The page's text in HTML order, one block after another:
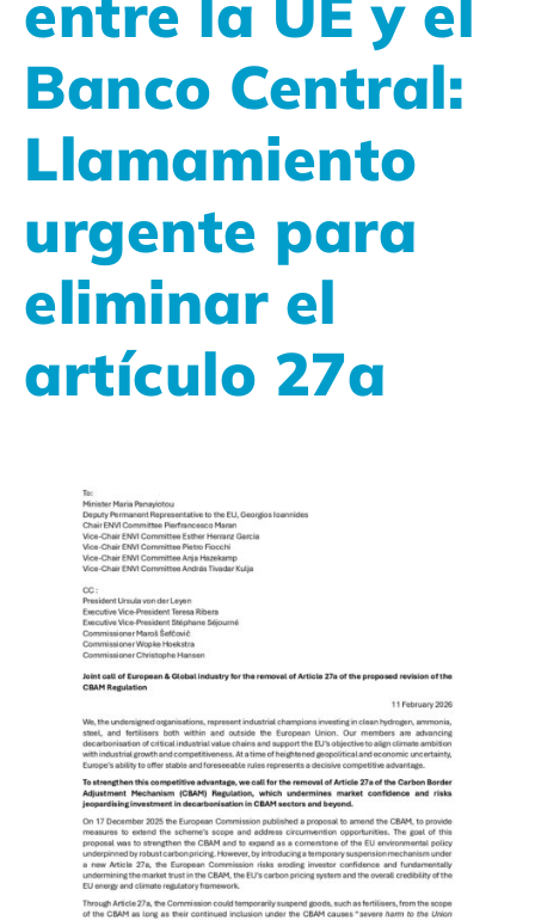
Banco Central:
Llamamiento
urgente para
eliminar el
artículo 27a